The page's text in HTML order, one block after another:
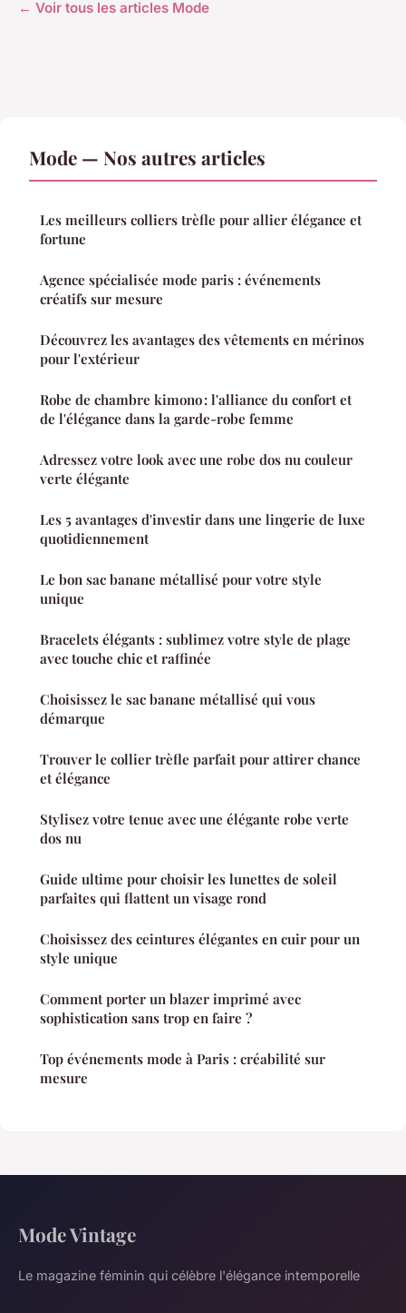
← Voir tous les articles Mode
Mode — Nos autres articles
Les meilleurs colliers trèfle pour allier élégance et
fortune
Agence spécialisée mode paris : événements
créatifs sur mesure
Découvrez les avantages des vêtements en mérinos
pour l'extérieur
Robe de chambre kimono : l'alliance du confort et
de l'élégance dans la garde-robe femme
Adressez votre look avec une robe dos nu couleur
verte élégante
Les 5 avantages d'investir dans une lingerie de luxe
quotidiennement
Le bon sac banane métallisé pour votre style
unique
Bracelets élégants : sublimez votre style de plage
avec touche chic et raffinée
Choisissez le sac banane métallisé qui vous
démarque
Trouver le collier trèfle parfait pour attirer chance
et élégance
Stylisez votre tenue avec une élégante robe verte
dos nu
Guide ultime pour choisir les lunettes de soleil
parfaites qui flattent un visage rond
Choisissez des ceintures élégantes en cuir pour un
style unique
Comment porter un blazer imprimé avec
sophistication sans trop en faire ?
Top événements mode à Paris : créabilité sur
mesure
Mode Vintage
Le magazine féminin qui célèbre l'élégance intemporelle